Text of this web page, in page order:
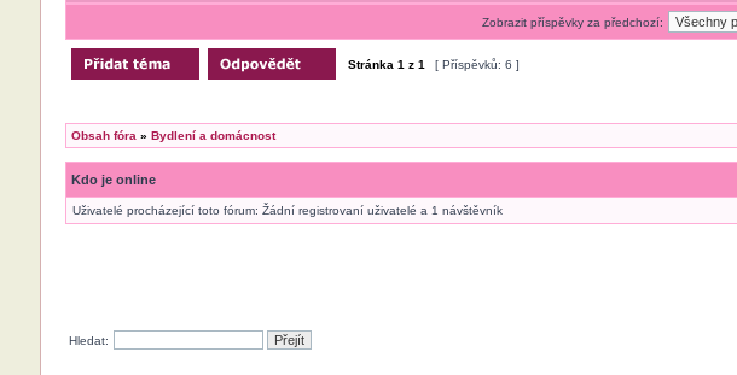
Zobrazit příspěvky za předchozí:
Stránka 1 z 1 [ Příspěvků: 6 ]
Obsah fóra » Bydlení a domácnost
Kdo je online
Uživatelé procházející toto fórum: Žádní registrovaní uživatelé a 1 návštěvník
Hledat: